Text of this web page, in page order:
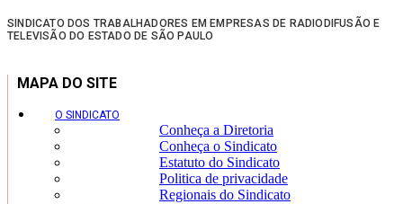
SINDICATO DOS TRABALHADORES EM EMPRESAS DE RADIODIFUSÃO E
TELEVISÃO DO ESTADO DE SÃO PAULO
MAPA DO SITE
O SINDICATO
Conheça a Diretoria
Conheça o Sindicato
Estatuto do Sindicato
Politica de privacidade
Regionais do Sindicato